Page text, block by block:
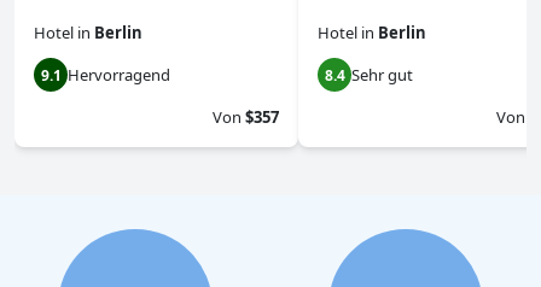
Hotel in Berlin
9.1 Hervorragend
Von $357
Hotel in Berlin
8.4 Sehr gut
Von